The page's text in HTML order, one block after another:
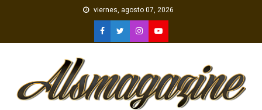
viernes, agosto 07, 2026